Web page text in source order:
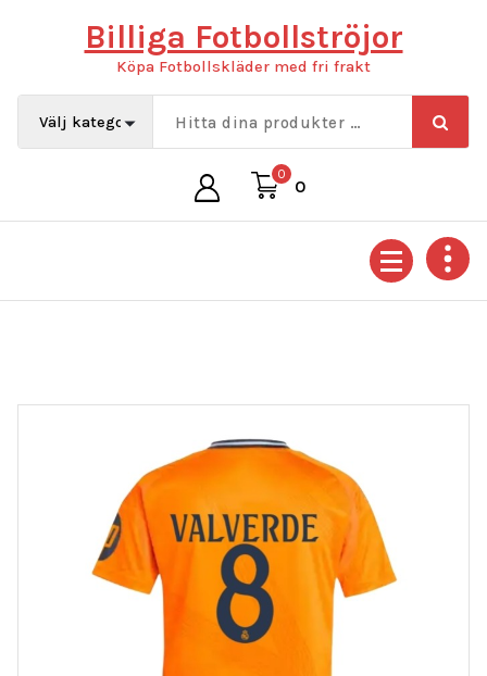
Billiga Fotbollströjor
Köpa Fotbollskläder med fri frakt
0
0